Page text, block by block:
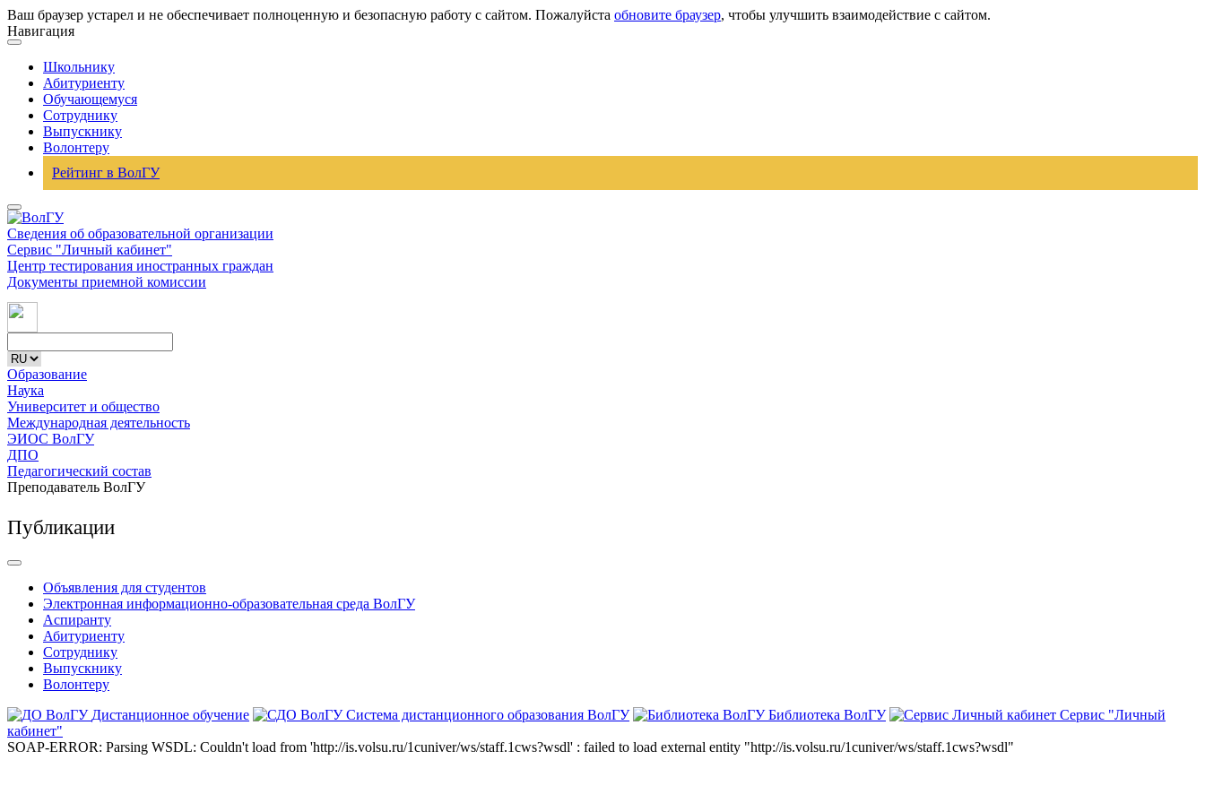
Ваш браузер устарел и не обеспечивает полноценную и безопасную работу с сайтом. Пожалуйста обновите браузер, чтобы улучшить взаимодействие с сайтом.
Навигация
Школьнику
Абитуриенту
Обучающемуся
Сотруднику
Выпускнику
Волонтеру
Рейтинг в ВолГУ
Сведения об образовательной организации
Сервис "Личный кабинет"
Центр тестирования иностранных граждан
Документы приемной комиссии
Образование
Наука
Университет и общество
Международная деятельность
ЭИОС ВолГУ
ДПО
Педагогический состав
Преподаватель ВолГУ
Публикации
Объявления для студентов
Электронная информационно-образовательная среда ВолГУ
Аспиранту
Абитуриенту
Сотруднику
Выпускнику
Волонтеру
Дистанционное обучение
Система дистанционного образования ВолГУ Библиотека ВолГУ
Сервис "Личный
кабинет"
SOAP-ERROR: Parsing WSDL: Couldn't load from 'http://is.volsu.ru/1cuniver/ws/staff.1cws?wsdl' : failed to load external entity "http://is.volsu.ru/1cuniver/ws/staff.1cws?wsdl"